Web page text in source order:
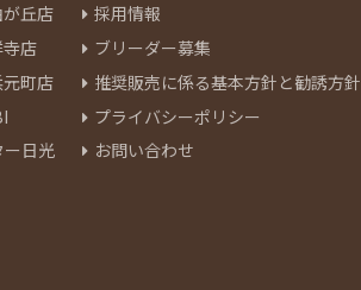
丘店
店
町店
日光
採用情報
ブリーダー募集
推奨販売に係る基本方針と勧誘方針
プライバシーポリシー
お問い合わせ